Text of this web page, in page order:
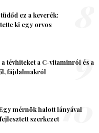
ez a keverék:
ki egy orvos
tévhiteket a C-vitaminról és a
fájdalmakról
9
mérnök halott lányával
szerkezet 10